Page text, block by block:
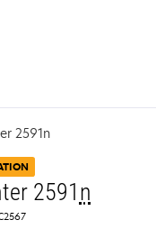
2591n
2591 n